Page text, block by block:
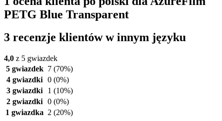
PETG Blue Transparent
3 recenzje klientów w innym języku
4,0 z 5 gwiazdek
5 gwiazdek 7 (70%)
4 gwiazdki 0 (0%)
3 gwiazdki
1 (10%)
2 gwiazdki 0 (0%)
1 gwiazdka 2 (20%)